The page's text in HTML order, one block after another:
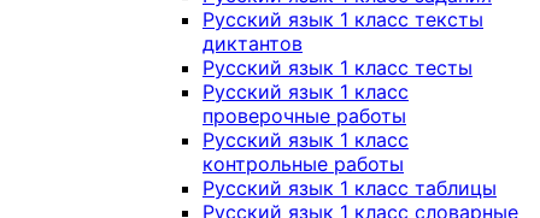
Русский язык 1 класс тексты
диктантов
Русский язык 1 класс тесты
Русский язык 1 класс
проверочные работы
Русский язык 1 класс
контрольные работы
Русский язык 1 класс таблицы
Русский язык 1 класс словарные